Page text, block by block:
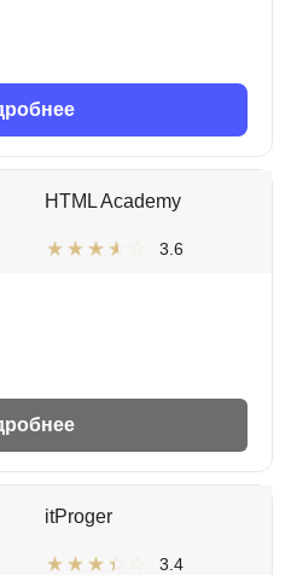
HTML Academy
3.6
itProger
3.4